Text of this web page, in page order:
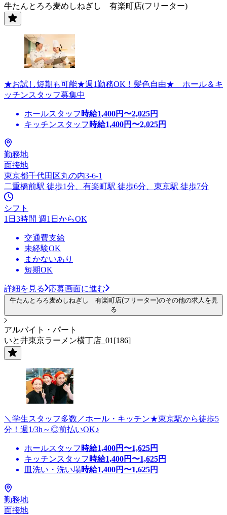
牛たんとろろ麦めしねぎし 有楽町店(フリーター)
★お試し短期も可能★週1勤務OK！髪色自由★ ホール＆キ
ッチンスタッフ募集中
ホールスタッフ 時給1,400円〜2,025円
キッチンスタッフ 時給1,400円〜2,025円
勤務地
面接地
東京都千代田区丸の内3-6-1
二重橋前駅 徒歩1分、有楽町駅 徒歩6分、東京駅 徒歩7分
シフト
1日3時間 週1日からOK
交通費支給
未経験OK
まかないあり
短期OK
詳細を見る 応募画面に進む
牛たんとろろ麦めしねぎし 有楽町店(フリーター)のその他の求人を見
る
アルバイト・パート
いと井東京ラーメン横丁店_01[186]
＼学生スタッフ多数／ホール・キッチン★東京駅から徒歩5
分！週1/3h～◎前払いOK♪
ホールスタッフ 時給1,400円〜1,625円
キッチンスタッフ 時給1,400円〜1,625円
皿洗い・洗い場時給1,400円〜1,625円
勤務地
面接地